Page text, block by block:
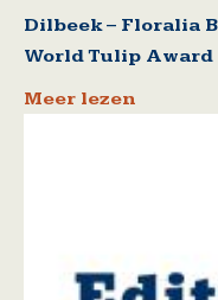
Dilbeek – Floralia
World Tulip
Meer lezen